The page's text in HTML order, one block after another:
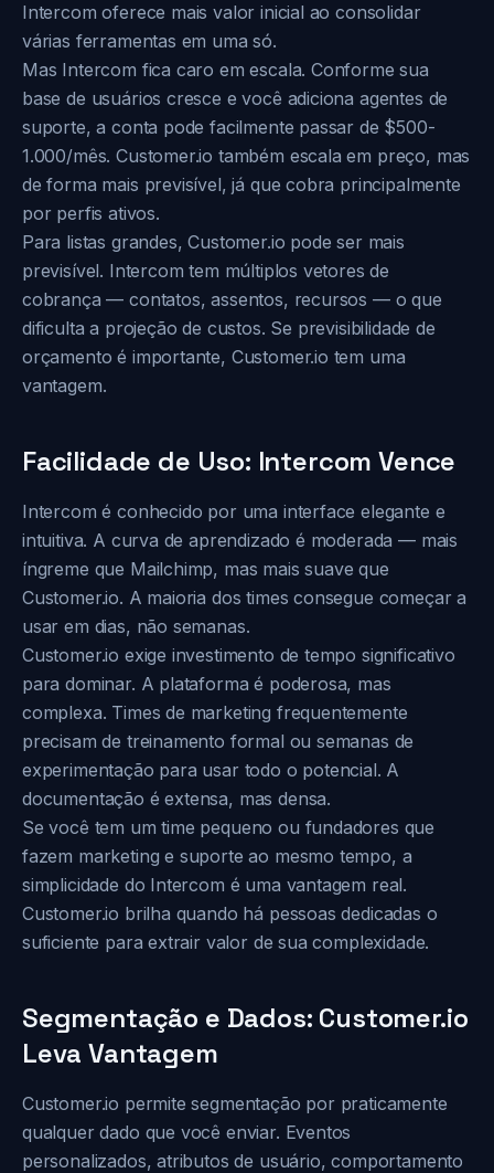
Intercom oferece mais valor inicial ao consolidar
várias ferramentas em uma só.
Mas Intercom fica caro em escala. Conforme sua
base de usuários cresce e você adiciona agentes de
suporte, a conta pode facilmente passar de $500-
1.000/mês. Customer.io também escala em preço, mas
de forma mais previsível, já que cobra principalmente
por perfis ativos.
Para listas grandes, Customer.io pode ser mais
previsível. Intercom tem múltiplos vetores de
cobrança — contatos, assentos, recursos — o que
dificulta a projeção de custos. Se previsibilidade de
orçamento é importante, Customer.io tem uma
vantagem.
Facilidade de Uso: Intercom Vence
Intercom é conhecido por uma interface elegante e
intuitiva. A curva de aprendizado é moderada — mais
íngreme que Mailchimp, mas mais suave que
Customer.io. A maioria dos times consegue começar a
usar em dias, não semanas.
Customer.io exige investimento de tempo significativo
para dominar. A plataforma é poderosa, mas
complexa. Times de marketing frequentemente
precisam de treinamento formal ou semanas de
experimentação para usar todo o potencial. A
documentação é extensa, mas densa.
Se você tem um time pequeno ou fundadores que
fazem marketing e suporte ao mesmo tempo, a
simplicidade do Intercom é uma vantagem real.
Customer.io brilha quando há pessoas dedicadas o
suficiente para extrair valor de sua complexidade.
Segmentação e Dados: Customer.io
Leva Vantagem
Customer.io permite segmentação por praticamente
qualquer dado que você enviar. Eventos
personalizados, atributos de usuário, comportamento